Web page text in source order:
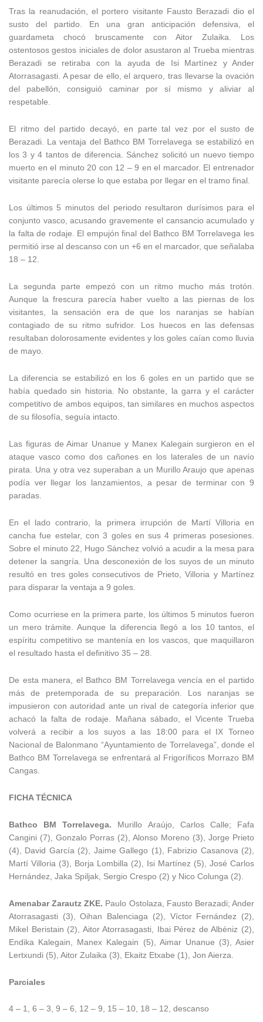
Tras la reanudación, el portero visitante Fausto Berazadi dio el
susto del partido. En una gran anticipación defensiva, el
guardameta chocó bruscamente con Aitor Zulaika. Los
ostentosos gestos iniciales de dolor asustaron al Trueba mientras
Berazadi se retiraba con la ayuda de Isi Martínez y Ander
Atorrasagasti. A pesar de ello, el arquero, tras llevarse la ovación
del pabellón, consiguió caminar por sí mismo y aliviar al
respetable.
El ritmo del partido decayó, en parte tal vez por el susto de
Berazadi. La ventaja del Bathco BM Torrelavega se estabilizó en
los 3 y 4 tantos de diferencia. Sánchez solicitó un nuevo tiempo
muerto en el minuto 20 con 12 – 9 en el marcador. El entrenador
visitante parecía olerse lo que estaba por llegar en el tramo final.
Los últimos 5 minutos del periodo resultaron durísimos para el
conjunto vasco, acusando gravemente el cansancio acumulado y
la falta de rodaje. El empujón final del Bathco BM Torrelavega les
permitió irse al descanso con un +6 en el marcador, que señalaba
18 – 12.
La segunda parte empezó con un ritmo mucho más trotón.
Aunque la frescura parecía haber vuelto a las piernas de los
visitantes, la sensación era de que los naranjas se habían
contagiado de su ritmo sufridor. Los huecos en las defensas
resultaban dolorosamente evidentes y los goles caían como lluvia
de mayo.
La diferencia se estabilizó en los 6 goles en un partido que se
había quedado sin historia. No obstante, la garra y el carácter
competitivo de ambos equipos, tan similares en muchos aspectos
de su filosofía, seguía intacto.
Las figuras de Aimar Unanue y Manex Kalegain surgieron en el
ataque vasco como dos cañones en los laterales de un navío
pirata. Una y otra vez superaban a un Murillo Araujo que apenas
podía ver llegar los lanzamientos, a pesar de terminar con 9
paradas.
En el lado contrario, la primera irrupción de Martí Villoria en
cancha fue estelar, con 3 goles en sus 4 primeras posesiones.
Sobre el minuto 22, Hugo Sánchez volvió a acudir a la mesa para
detener la sangría. Una desconexión de los suyos de un minuto
resultó en tres goles consecutivos de Prieto, Villoria y Martínez
para disparar la ventaja a 9 goles.
Como ocurriese en la primera parte, los últimos 5 minutos fueron
un mero trámite. Aunque la diferencia llegó a los 10 tantos, el
espíritu competitivo se mantenía en los vascos, que maquillaron
el resultado hasta el definitivo 35 – 28.
De esta manera, el Bathco BM Torrelavega vencía en el partido
más de pretemporada de su preparación. Los naranjas se
impusieron con autoridad ante un rival de categoría inferior que
achacó la falta de rodaje. Mañana sábado, el Vicente Trueba
volverá a recibir a los suyos a las 18:00 para el IX Torneo
Nacional de Balonmano “Ayuntamiento de Torrelavega”, donde el
Bathco BM Torrelavega se enfrentará al Frigoríficos Morrazo BM
Cangas.
FICHA TÉCNICA
Bathco BM Torrelavega. Murillo Araújo, Carlos Calle; Fafa
Cangini (7), Gonzalo Porras (2), Alonso Moreno (3), Jorge Prieto
(4), David García (2), Jaime Gallego (1), Fabrizio Casanova (2),
Martí Villoria (3), Borja Lombilla (2), Isi Martínez (5), José Carlos
Hernández, Jaka Spiljak, Sergio Crespo (2) y Nico Colunga (2).
Amenabar Zarautz ZKE. Paulo Ostolaza, Fausto Berazadi; Ander
Atorrasagasti (3), Oihan Balenciaga (2), Víctor Fernández (2),
Mikel Beristain (2), Aitor Atorrasagasti, Ibai Pérez de Albéniz (2),
Endika Kalegain, Manex Kalegain (5), Aimar Unanue (3), Asier
Lertxundi (5), Aitor Zulaika (3), Ekaitz Etxabe (1), Jon Aierza.
Parciales
4 – 1, 6 – 3, 9 – 6, 12 – 9, 15 – 10, 18 – 12, descanso